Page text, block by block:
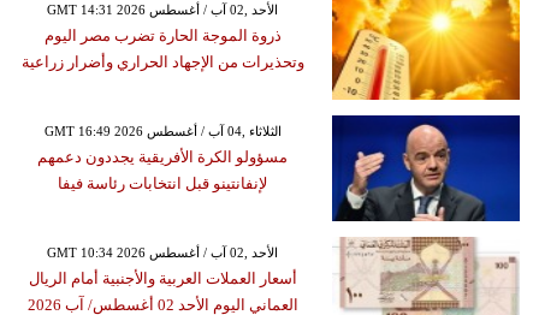
GMT 14:31 2026 الأحد ,02 آب / أغسطس
ذروة الموجة الحارة تضرب مصر اليوم
وتحذيرات من الإجهاد الحراري وأضرار زراعية
GMT 16:49 2026 الثلاثاء ,04 آب / أغسطس
مسؤولو الكرة الأفريقية يجددون دعمهم
لإنفانتينو قبل انتخابات رئاسة فيفا
GMT 10:34 2026 الأحد ,02 آب / أغسطس
أسعار العملات العربية والأجنبية أمام الريال
العماني اليوم الأحد 02 أغسطس/ آب 2026